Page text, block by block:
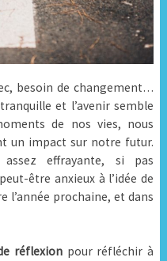
besoin de changement…
et l’avenir semble
de nos vies, nous
un impact sur notre futur.
effrayante, si pas
être anxieux à l’idée de
l’année prochaine, et dans
réflexionpour réfléchir à